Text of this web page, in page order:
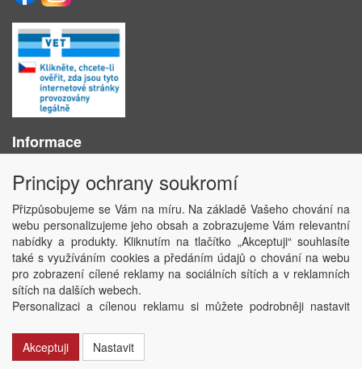
Informace
Obchodní podmínky
Ochrana osobních údajů
Kontakt
Losování účtenek
Aktuality
Nastavení soukromí
Copyright © ABRA Software a.s. 2020
Principy ochrany soukromí
Přizpůsobujeme se Vám na míru. Na základě Vašeho chování na
webu personalizujeme jeho obsah a zobrazujeme Vám relevantní
nabídky a produkty. Kliknutím na tlačítko „Akceptuji“ souhlasíte
také s využíváním cookies a předáním údajů o chování na webu
pro zobrazení cílené reklamy na sociálních sítích a v reklamních
sítích na dalších webech.
Personalizaci a cílenou reklamu si můžete podrobněji nastavit
Akceptuji
Nastavit